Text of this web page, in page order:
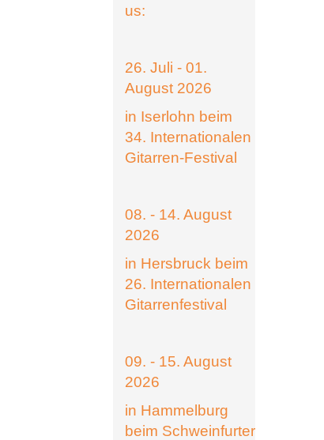
us:
26. Juli - 01.
August 2026
in Iserlohn beim
34. Internationalen
Gitarren-Festival
08. - 14. August
2026
in Hersbruck beim
26. Internationalen
Gitarrenfestival
09. - 15. August
2026
in Hammelburg
beim Schweinfurter